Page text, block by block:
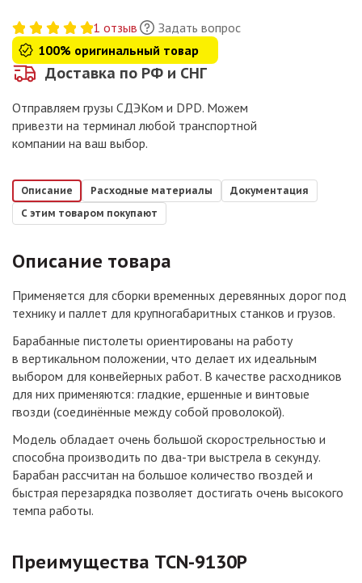
1 отзыв
Задать вопрос
100% оригинальный товар
Доставка по РФ и СНГ
Отправляем грузы СДЭКом и DPD. Можем
привезти на терминал любой транспортной
компании на ваш выбор.
Описание Расходные материалы
Документация
С этим товаром покупают
Описание товара
Применяется для сборки временных деревянных дорог под
технику и паллет для крупногабаритных станков и грузов.
Барабанные пистолеты ориентированы на работу
в вертикальном положении, что делает их идеальным
выбором для конвейерных работ. В качестве расходников
для них применяются: гладкие, ершенные и винтовые
гвозди (соединённые между собой проволокой).
Модель обладает очень большой скорострельностью и
способна производить по два-три выстрела в секунду.
Барабан рассчитан на большое количество гвоздей и
быстрая перезарядка позволяет достигать очень высокого
темпа работы.
Преимущества TCN-9130P